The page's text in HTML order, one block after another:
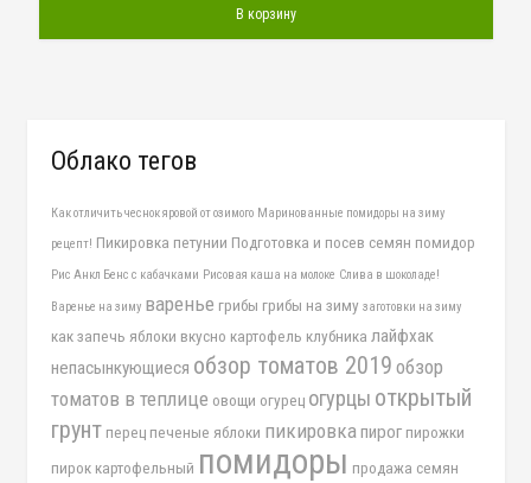
В корзину
Облако тегов
Как отличить чеснок яровой от озимого Маринованные помидоры на зиму
рецепт! Пикировка петунии Подготовка и посев семян помидор
Рис Анкл Бенс с кабачками Рисовая каша на молоке Слива в шоколаде!
Варенье на зиму варенье грибы грибы на зиму заготовки на зиму
как запечь яблоки вкусно картофель клубника лайфхак
непасынкующиеся обзор томатов 2019 обзор
томатов в теплице овощи огурец огурцы открытый
грунт перец печеные яблоки пикировка пирог пирожки
пирок картофельный помидоры продажа семян